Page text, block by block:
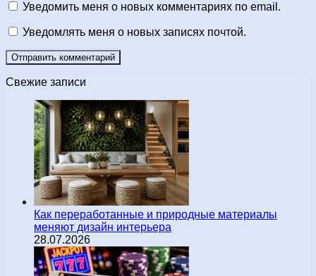
Уведомить меня о новых комментариях по email.
Уведомлять меня о новых записях почтой.
Свежие записи
Как переработанные и природные материалы
меняют дизайн интерьера
28.07.2026